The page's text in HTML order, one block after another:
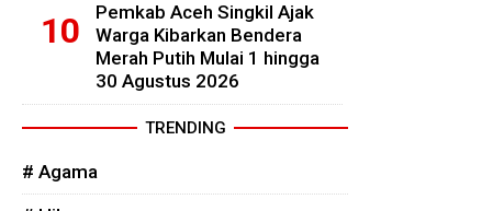
Pemkab Aceh Singkil Ajak
Warga Kibarkan Bendera
Merah Putih Mulai 1 hingga
30 Agustus 2026
TRENDING
# Agama